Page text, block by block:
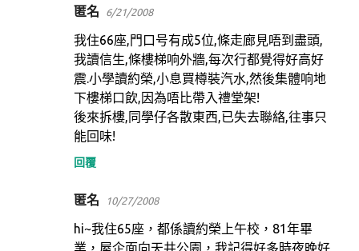
匿名 6/21/2008
我住66座,門口号有成5位,條走廊見唔到盡頭,
我讀信生,條樓梯响外牆,每次行都覺得好高好
震.小學讀約榮,小息買樽裝汽水,然後集體响地
下樓梯口飲,因為唔比帶入禮堂架!
後來拆樓,同學仔各散東西,已失去聯絡,往事只
能回味!
回覆
匿名 10/27/2008
hi~我住65座，都係讀約榮上午校，81年畢
業，屋企面向天井公園，我記得好多時夜晚好